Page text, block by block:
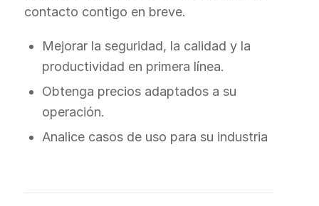
contacto contigo en breve.
Mejorar la seguridad, la calidad y la
productividad en primera línea.
Obtenga precios adaptados a su
operación.
Analice casos de uso para su industria